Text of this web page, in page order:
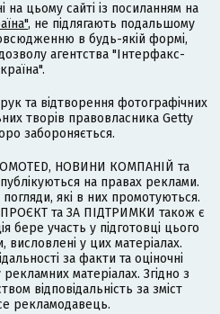
на цьому сайті із посиланням на
, не підлягають подальшому
в будь-якій формі,
агентства "Інтерфакс-
та відтворення фотографічних
творів правовласника Getty
забороняється.
НОВИНИ КОМПАНІЙ та
на правах реклами.
які в них промотуються.
та ЗА ПІДТРИМКИ також є
бере участь у підготовці цього
висловлені у цих матеріалах.
за факти та оціночні
матеріалах. Згідно з
відповідальність за зміст
рекламодавець.